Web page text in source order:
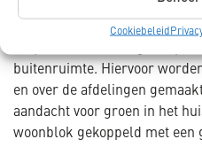
Cookiebeleid
zonder dat ze het terrein af
“Bewoners kunnen straks
buitenruimte. Hiervoor
en over de afdelingen
aandacht voor groen in het
woonblok gekoppeld met een